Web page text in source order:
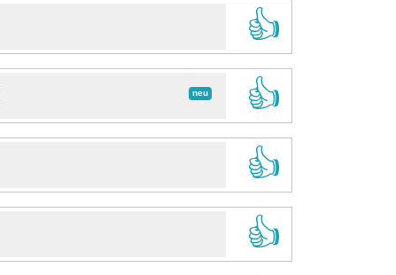
👍
neu
👍
👍
👍